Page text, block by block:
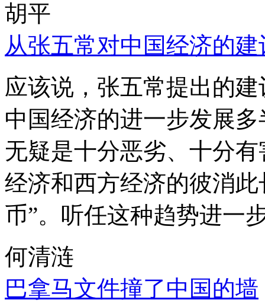
胡平
从张五常对中国经济的
应该说，张五常提出的
中国经济的进一步发展
无疑是十分恶劣、十分
经济和西方经济的彼消
币”。听任这种趋势进一
何清涟
巴拿马文件撞了中国的墙